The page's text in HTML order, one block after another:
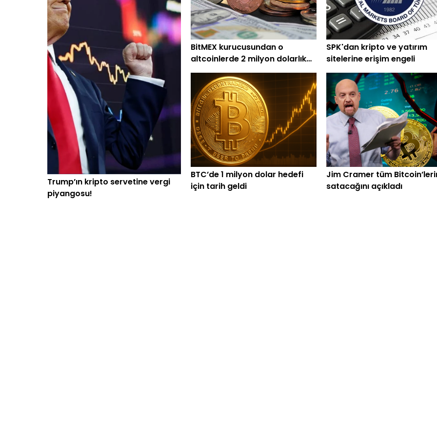
Trump’ın kripto servetine vergi
piyangosu!
BitMEX kurucusundan o
altcoinlerde 2 milyon dolarlık
alım
SPK'dan kripto ve yatırım
sitelerine erişim engeli
BTC’de 1 milyon dolar hedefi
için tarih geldi
Jim Cramer tüm
satacağını açıkladı